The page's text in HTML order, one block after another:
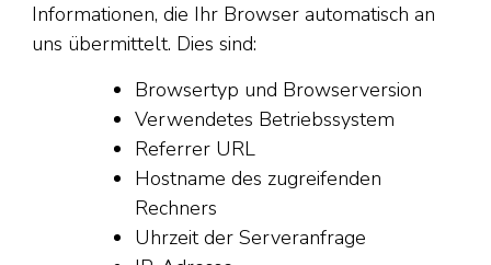
Informationen, die Ihr Browser automatisch an
uns übermittelt. Dies sind:
Browsertyp und Browserversion
Verwendetes Betriebssystem
Referrer URL
Hostname des zugreifenden
Rechners
Uhrzeit der Serveranfrage